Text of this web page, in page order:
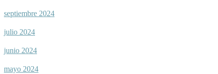
septiembre 2024
julio 2024
junio 2024
mayo 2024